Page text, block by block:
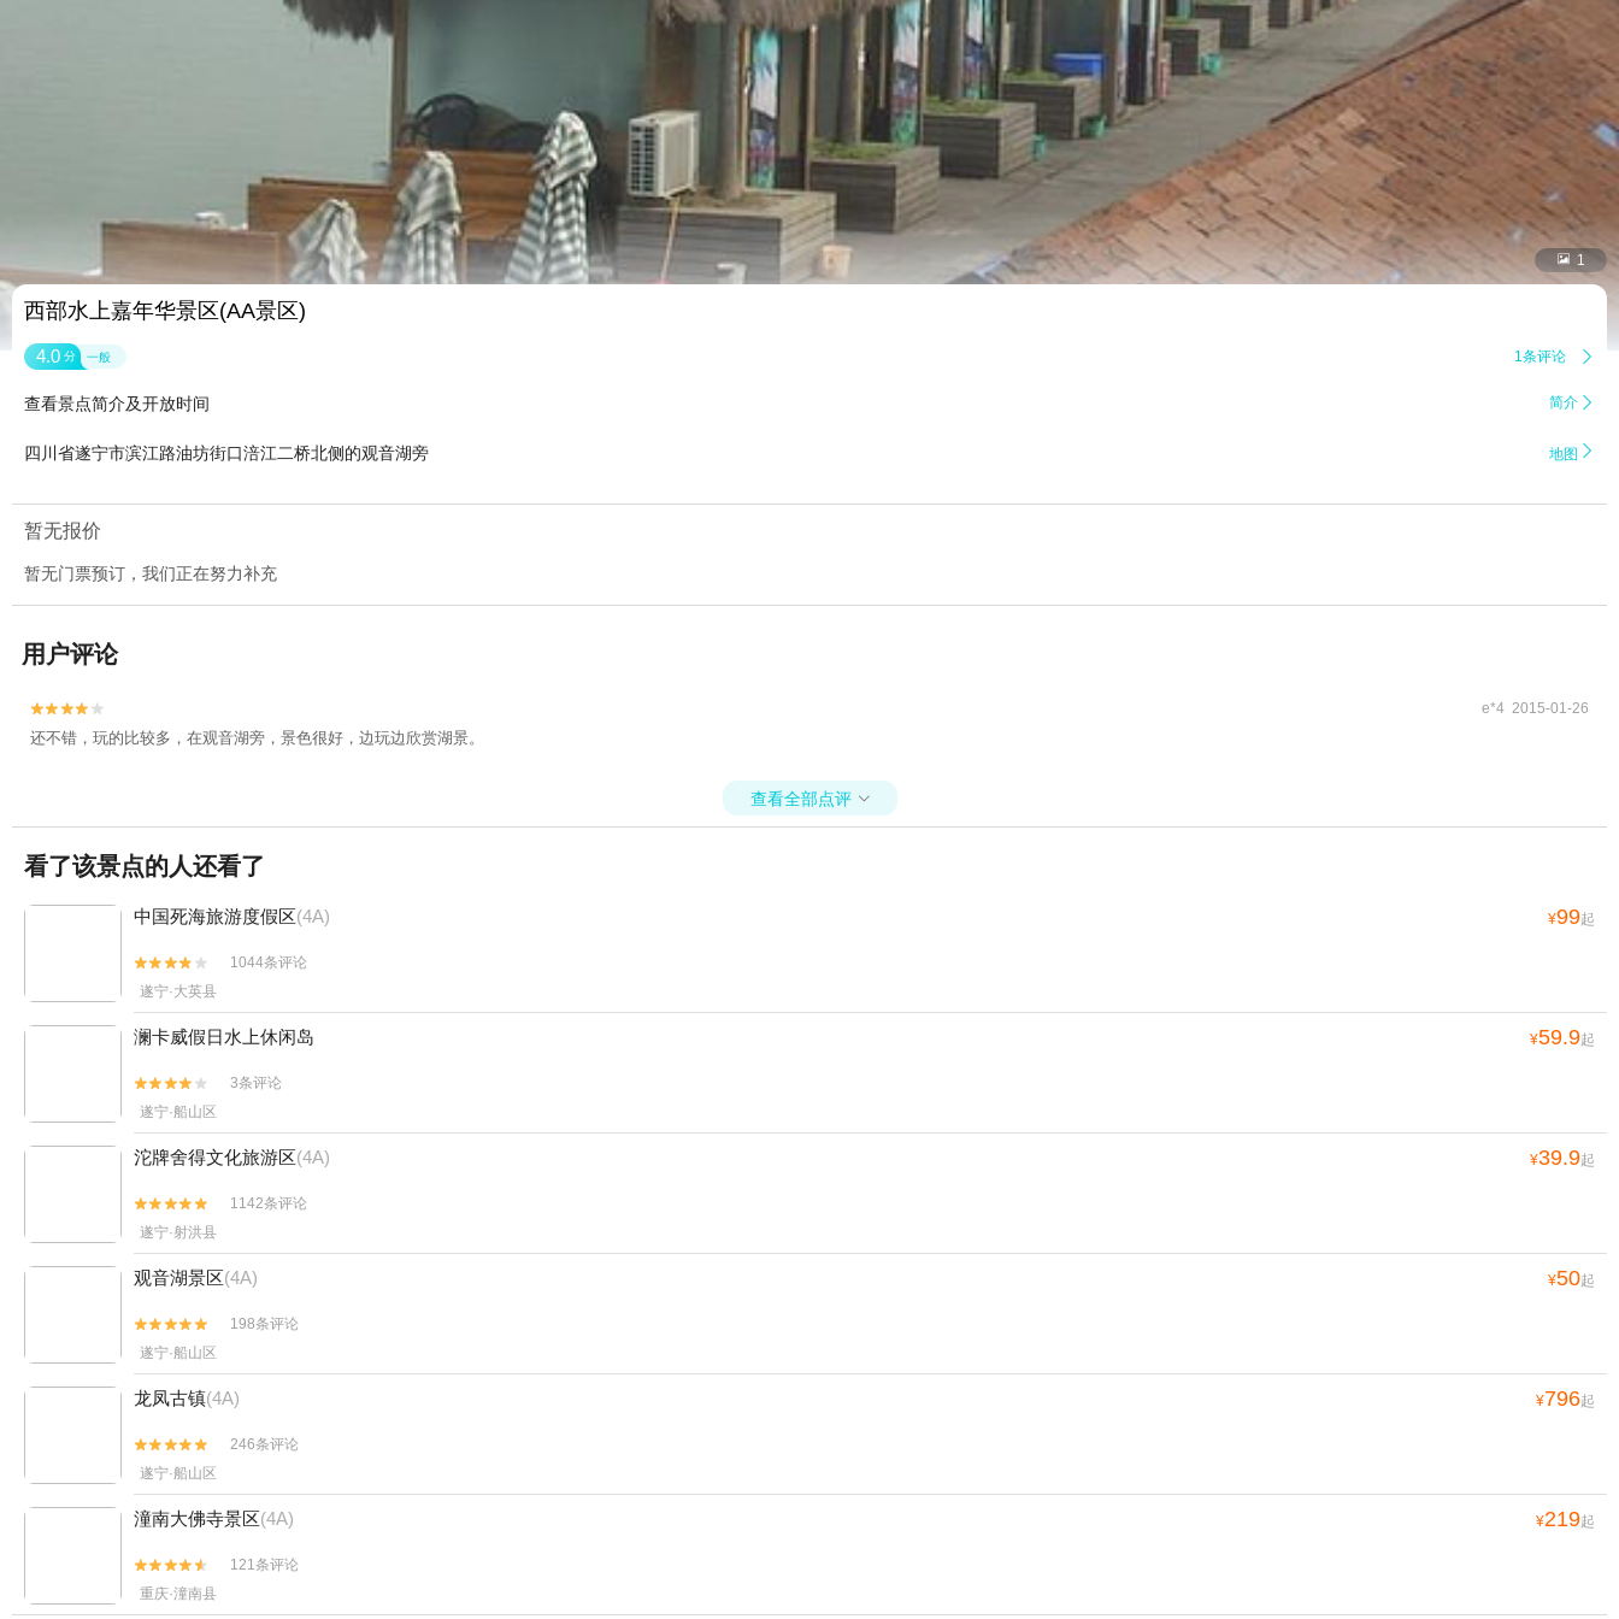
 1
西部水上嘉年华景区(AA景区)
4.0 分 一般 1条评论 
查看景点简介及开放时间 简介 
四川省遂宁市滨江路油坊街口涪江二桥北侧的观音湖旁 地图 
暂无报价
暂无门票预订，我们正在努力补充
用户评论

 e*4 2015-01-26
还不错，玩的比较多，在观音湖旁，景色很好，边玩边欣赏湖景。
查看全部点评 
看了该景点的人还看了
中国死海旅游度假区(4A) ¥99起


1044条评论
遂宁·大英县
澜卡威假日水上休闲岛 ¥59.9起


3条评论
遂宁·船山区
沱牌舍得文化旅游区(4A) ¥39.9起


1142条评论
遂宁·射洪县
观音湖景区(4A) ¥50起


198条评论
遂宁·船山区
龙凤古镇(4A) ¥796起


246条评论
遂宁·船山区
潼南大佛寺景区(4A) ¥219起


121条评论
重庆·潼南县